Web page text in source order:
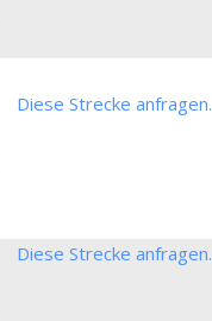
Diese Strecke anfragen.
Diese Strecke anfragen.